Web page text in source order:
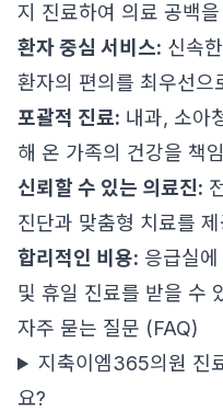
지 진료하여 의료 공백
환자 중심 서비스: 신속
환자의 편의를 최우선으
포괄적 진료: 내과, 소아
해 온 가족의 건강을 책
신뢰할 수 있는 의료진:
진단과 맞춤형 치료를
합리적인 비용: 응급실
및 휴일 진료를 받을 수
자주 묻는 질문 (FAQ)
지축이엠365의원 진
요?